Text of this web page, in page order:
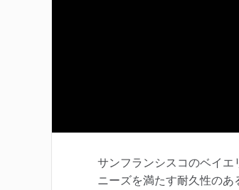
サンフランシスコのベイエ
ニーズを満たす耐久性の